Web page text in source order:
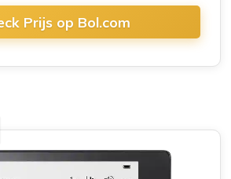
Prijs op Bol.com